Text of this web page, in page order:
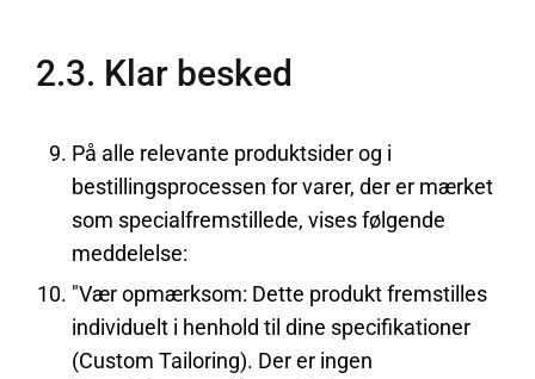
2.3. Klar besked
På alle relevante produktsider og i
bestillingsprocessen for varer, der er mærket
som specialfremstillede, vises følgende
meddelelse:
"Vær opmærksom: Dette produkt fremstilles
individuelt i henhold til dine specifikationer
(Custom Tailoring). Der er ingen